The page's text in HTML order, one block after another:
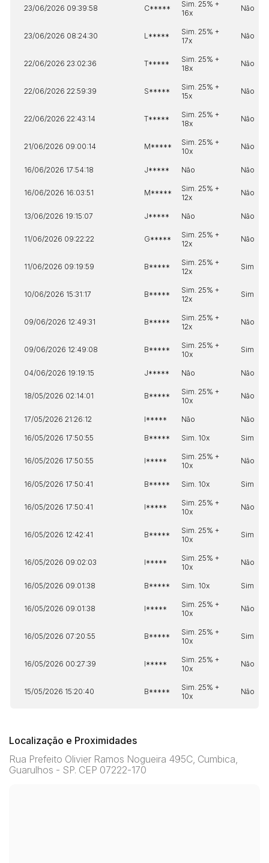
23/06/2026 09:39:58 C*****
Sim. 25% +
16x
Não
23/06/2026 08:24:30 L*****
Sim. 25% +
17x
Não
22/06/2026 23:02:36 T*****
Sim. 25% +
18x
Não
22/06/2026 22:59:39 S*****
Sim. 25% +
15x
Não
22/06/2026 22:43:14 T*****
Sim. 25% +
18x
Não
21/06/2026 09:00:14 M*****
Sim. 25% +
10x
Não
16/06/2026 17:54:18 J***** Não Não
16/06/2026 16:03:51 M*****
Sim. 25% +
12x
Não
13/06/2026 19:15:07 J***** Não Não
11/06/2026 09:22:22 G*****
Sim. 25% +
12x
Não
11/06/2026 09:19:59 B*****
Sim. 25% +
12x
Sim
10/06/2026 15:31:17 B*****
Sim. 25% +
12x
Sim
09/06/2026 12:49:31 B*****
Sim. 25% +
12x
Não
09/06/2026 12:49:08 B*****
Sim. 25% +
10x
Sim
04/06/2026 19:19:15 J***** Não Não
18/05/2026 02:14:01 B*****
Sim. 25% +
10x
Não
17/05/2026 21:26:12 I***** Não Não
16/05/2026 17:50:55 B***** Sim. 10x Sim
16/05/2026 17:50:55 I*****
Sim. 25% +
10x
Não
16/05/2026 17:50:41 B***** Sim. 10x Sim
16/05/2026 17:50:41 I*****
Sim. 25% +
10x
Não
16/05/2026 12:42:41 B*****
Sim. 25% +
10x
Sim
16/05/2026 09:02:03 I*****
Sim. 25% +
10x
Não
16/05/2026 09:01:38 B***** Sim. 10x Sim
16/05/2026 09:01:38 I*****
Sim. 25% +
10x
Não
16/05/2026 07:20:55 B*****
Sim. 25% +
10x
Sim
16/05/2026 00:27:39 I*****
Sim. 25% +
10x
Não
15/05/2026 15:20:40 B*****
Sim. 25% +
10x
Não
Localização e Proximidades
Rua Prefeito Olivier Ramos Nogueira 495C, Cumbica,
Guarulhos - SP. CEP 07222-170